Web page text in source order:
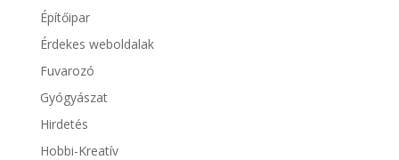
Építőipar
Érdekes weboldalak
Fuvarozó
Gyógyászat
Hirdetés
Hobbi-Kreatív